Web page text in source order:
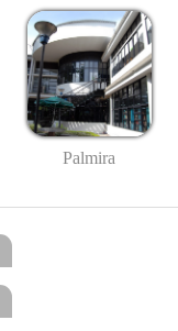
Palmira